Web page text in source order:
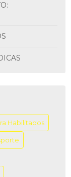
Habilitados